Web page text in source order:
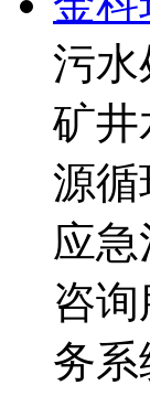
污水
矿井
源循
应
咨
务